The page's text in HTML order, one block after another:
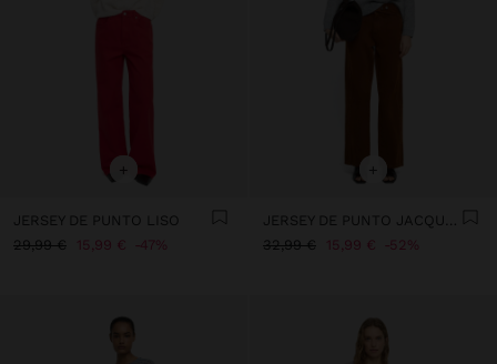
+
JERSEY DE PUNTO LISO
29,99 €
15,99 € 47%
+
JERSEY DE PUNTO JACQUARD
32,99 €
15,99 € 52%